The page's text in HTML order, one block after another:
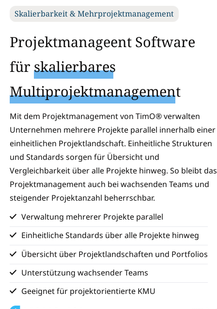
Skalierbarkeit & Mehrprojektmanagement
Projektmanageent Software
für skalierbares
Multiprojektmanagement
Mit dem Projektmanagement von TimO® verwalten
Unternehmen mehrere Projekte parallel innerhalb einer
einheitlichen Projektlandschaft. Einheitliche Strukturen
und Standards sorgen für Übersicht und
Vergleichbarkeit über alle Projekte hinweg. So bleibt das
Projektmanagement auch bei wachsenden Teams und
steigender Projektanzahl beherrschbar.
Verwaltung mehrerer Projekte parallel
Einheitliche Standards über alle Projekte hinweg
Übersicht über Projektlandschaften und Portfolios
Unterstützung wachsender Teams
Geeignet für projektorientierte KMU